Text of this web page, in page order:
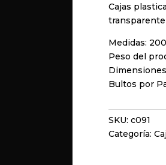
Cajas
transparente
Medidas:
Peso del
Bultos por
SKU: c091
Categoría: